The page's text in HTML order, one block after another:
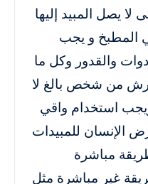
يصل المبيد إليها
المطبخ و يجب
والقدور وكل ما
من شخص بالغ لا
استخدام واقي
الإنسان للمبيدات
مباشرة
غير مباشرة مثل